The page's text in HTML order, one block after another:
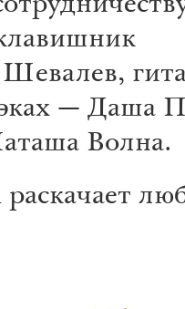
— Даша
Волна.